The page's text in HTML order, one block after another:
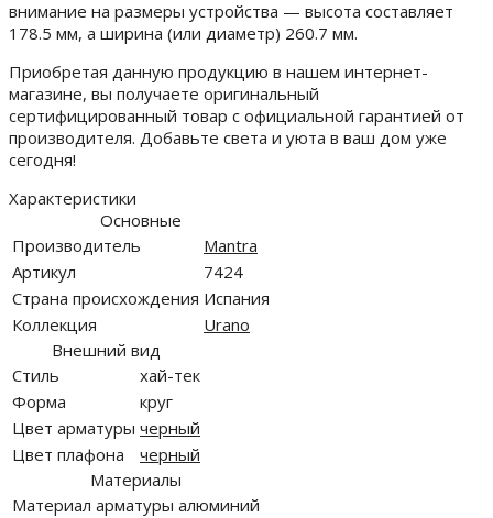
внимание на размеры устройства — высота составляет
178.5 мм, а ширина (или диаметр) 260.7 мм.
Приобретая данную продукцию в нашем интернет-
магазине, вы получаете оригинальный
сертифицированный товар с официальной гарантией от
производителя. Добавьте света и уюта в ваш дом уже
сегодня!
Характеристики
Основные
Производитель
Mantra
Артикул
7424
Страна происхождения Испания
Коллекция
Urano
Внешний вид
Стиль
хай-тек
Форма
круг
Цвет арматуры черный
Цвет плафона
черный
Материалы
Материал арматуры алюминий